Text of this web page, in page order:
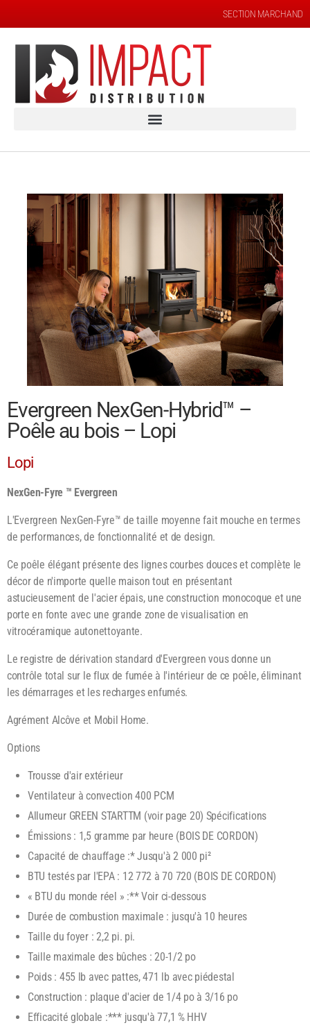
SECTION MARCHAND
Evergreen NexGen-Hybrid™ –
Poêle au bois – Lopi
Lopi
NexGen-Fyre ™ Evergreen
L'Evergreen NexGen-Fyre™ de taille moyenne fait mouche en termes
de performances, de fonctionnalité et de design.
Ce poêle élégant présente des lignes courbes douces et complète le
décor de n'importe quelle maison tout en présentant
astucieusement de l'acier épais, une construction monocoque et une
porte en fonte avec une grande zone de visualisation en
vitrocéramique autonettoyante.
Le registre de dérivation standard d'Evergreen vous donne un
contrôle total sur le flux de fumée à l'intérieur de ce poêle, éliminant
les démarrages et les recharges enfumés.
Agrément Alcôve et Mobil Home.
Options
Trousse d'air extérieur
Ventilateur à convection 400 PCM
Allumeur GREEN STARTTM (voir page 20) Spécifications
Émissions : 1,5 gramme par heure (BOIS DE CORDON)
Capacité de chauffage :* Jusqu'à 2 000 pi²
BTU testés par l'EPA : 12 772 à 70 720 (BOIS DE CORDON)
« BTU du monde réel » :** Voir ci-dessous
Durée de combustion maximale : jusqu'à 10 heures
Taille du foyer : 2,2 pi. pi.
Taille maximale des bûches : 20-1/2 po
Poids : 455 lb avec pattes, 471 lb avec piédestal
Construction : plaque d'acier de 1/4 po à 3/16 po
Efficacité globale :*** jusqu'à 77,1 % HHV